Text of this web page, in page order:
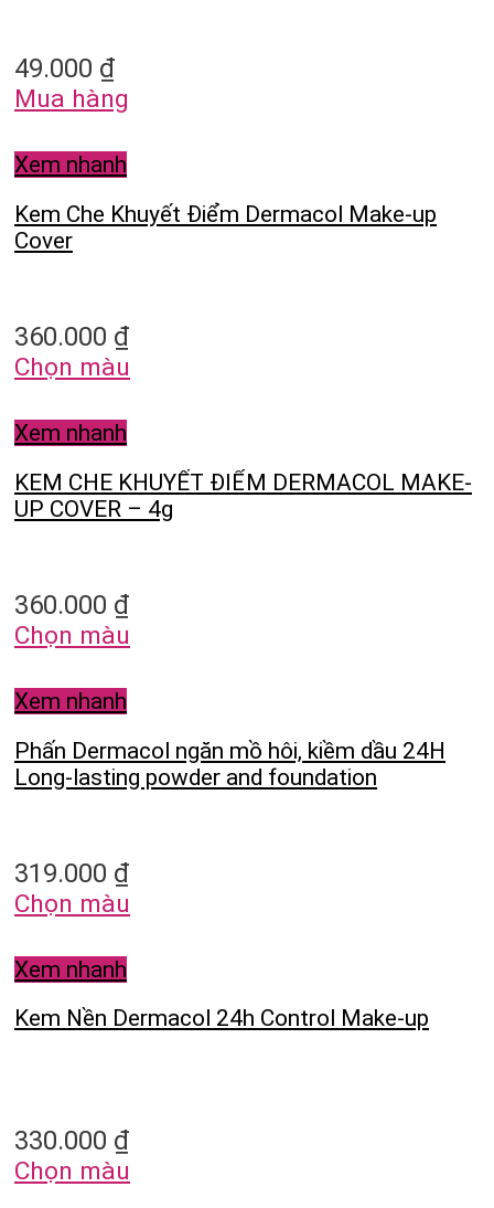
49.000 ₫
Mua hàng
Xem nhanh
Kem Che Khuyết Điểm Dermacol Make-up
Cover
360.000 ₫
Chọn màu
Xem nhanh
KEM CHE KHUYẾT ĐIỂM DERMACOL MAKE-
UP COVER – 4g
360.000 ₫
Chọn màu
Xem nhanh
Phấn Dermacol ngăn mồ hôi, kiềm dầu 24H
Long-lasting powder and foundation
319.000 ₫
Chọn màu
Xem nhanh
Kem Nền Dermacol 24h Control Make-up
330.000 ₫
Chọn màu